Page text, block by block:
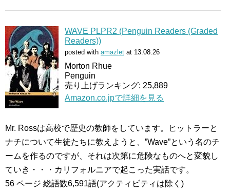
WAVE PLPR2 (Penguin Readers (Graded
Readers))
posted with amazlet at 13.08.26
Morton Rhue
Penguin
売り上げランキング: 25,889
Amazon.co.jpで詳細を見る
Mr. Rossは高校で歴史の教師をしています。ヒットラーと
ナチについて生徒たちに教えようと、”Wave”という名のチ
ームを作るのですが、それは次第に危険なものへと変貌し
ていき・・・カリフォルニアで起こった実話です。
56 ページ 総語数6,591語(アクティビティは除く)